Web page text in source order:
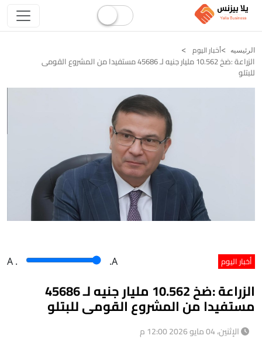
الرئيسيه أخبار اليوم
الزراعة :ضخ 10.562 مليار جنيه لـ 45686 مستفيدا من المشروع القومى
للبتلو
أخبار اليوم A . .A
الزراعة :ضخ 10.562 مليار جنيه لـ 45686
مستفيدا من المشروع القومى للبتلو
الإثنين، 04 مايو 2026 12:00 م